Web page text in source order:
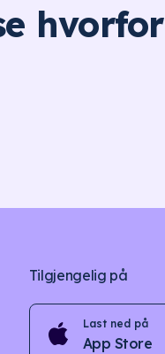
hvorfor
Tilgjengelig på
Last ned på
App Store